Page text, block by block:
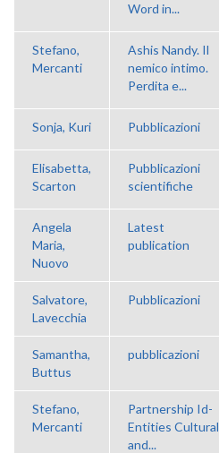
Word in...
Stefano,
Mercanti
Ashis Nandy. Il
nemico intimo.
Perdita e...
Sonja, Kuri Pubblicazioni
Elisabetta,
Scarton
Pubblicazioni
scientifiche
Angela
Maria,
Nuovo
Latest
publication
Salvatore,
Lavecchia
Pubblicazioni
Samantha,
Buttus
pubblicazioni
Stefano,
Mercanti
Partnership Id-
Entities Cultural
and...